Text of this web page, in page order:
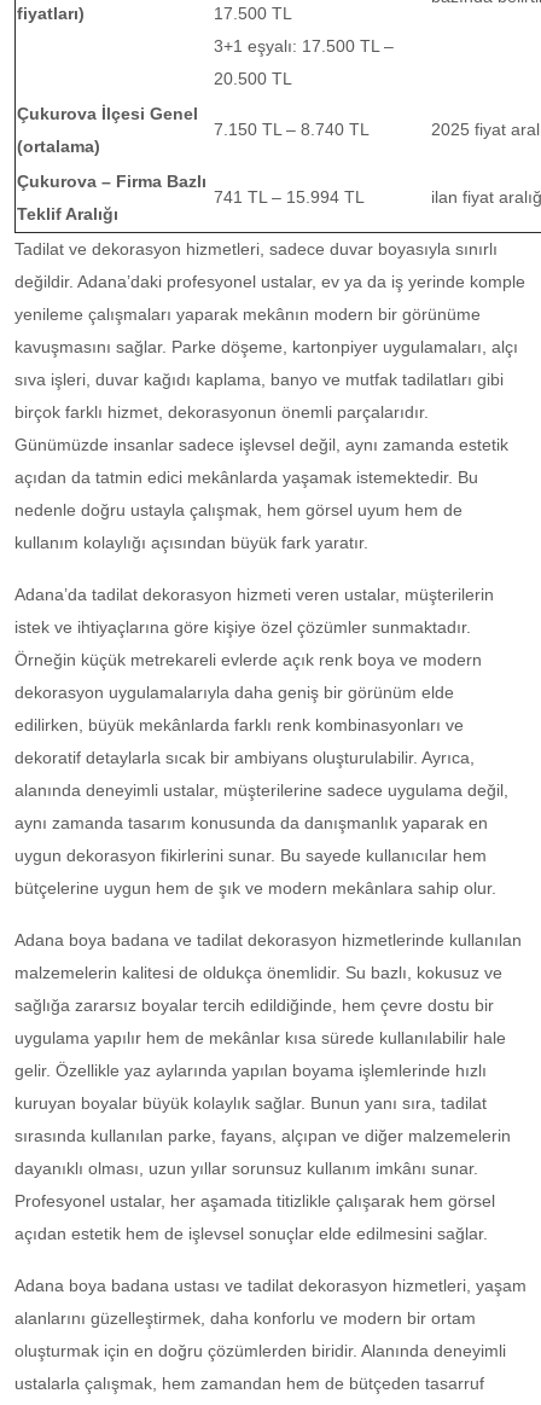
fiyatları)
17.500 TL
3+1 eşyalı: 17.500 TL –
20.500 TL
Çukurova İlçesi Genel
(ortalama)
7.150 TL – 8.740 TL 2025 fiyat
Çukurova – Firma Bazlı
Teklif Aralığı
741 TL – 15.994 TL ilan fiyat
Tadilat ve dekorasyon hizmetleri, sadece duvar boyasıyla sınırlı
değildir. Adana’daki profesyonel ustalar, ev ya da iş yerinde komple
yenileme çalışmaları yaparak mekânın modern bir görünüme
kavuşmasını sağlar. Parke döşeme, kartonpiyer uygulamaları, alçı
sıva işleri, duvar kağıdı kaplama, banyo ve mutfak tadilatları gibi
birçok farklı hizmet, dekorasyonun önemli parçalarıdır.
Günümüzde insanlar sadece işlevsel değil, aynı zamanda estetik
açıdan da tatmin edici mekânlarda yaşamak istemektedir. Bu
nedenle doğru ustayla çalışmak, hem görsel uyum hem de
kullanım kolaylığı açısından büyük fark yaratır.
Adana’da tadilat dekorasyon hizmeti veren ustalar, müşterilerin
istek ve ihtiyaçlarına göre kişiye özel çözümler sunmaktadır.
Örneğin küçük metrekareli evlerde açık renk boya ve modern
dekorasyon uygulamalarıyla daha geniş bir görünüm elde
edilirken, büyük mekânlarda farklı renk kombinasyonları ve
dekoratif detaylarla sıcak bir ambiyans oluşturulabilir. Ayrıca,
alanında deneyimli ustalar, müşterilerine sadece uygulama değil,
aynı zamanda tasarım konusunda da danışmanlık yaparak en
uygun dekorasyon fikirlerini sunar. Bu sayede kullanıcılar hem
bütçelerine uygun hem de şık ve modern mekânlara sahip olur.
Adana boya badana ve tadilat dekorasyon hizmetlerinde kullanılan
malzemelerin kalitesi de oldukça önemlidir. Su bazlı, kokusuz ve
sağlığa zararsız boyalar tercih edildiğinde, hem çevre dostu bir
uygulama yapılır hem de mekânlar kısa sürede kullanılabilir hale
gelir. Özellikle yaz aylarında yapılan boyama işlemlerinde hızlı
kuruyan boyalar büyük kolaylık sağlar. Bunun yanı sıra, tadilat
sırasında kullanılan parke, fayans, alçıpan ve diğer malzemelerin
dayanıklı olması, uzun yıllar sorunsuz kullanım imkânı sunar.
Profesyonel ustalar, her aşamada titizlikle çalışarak hem görsel
açıdan estetik hem de işlevsel sonuçlar elde edilmesini sağlar.
Adana boya badana ustası ve tadilat dekorasyon hizmetleri, yaşam
alanlarını güzelleştirmek, daha konforlu ve modern bir ortam
oluşturmak için en doğru çözümlerden biridir. Alanında deneyimli
ustalarla çalışmak, hem zamandan hem de bütçeden tasarruf